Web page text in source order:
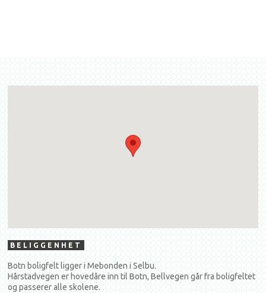
BELIGGENHET
Botn boligfelt ligger i Mebonden i Selbu.
Hårstadvegen er hovedåre inn til Botn, Bellvegen går fra boligfeltet
og passerer alle skolene.